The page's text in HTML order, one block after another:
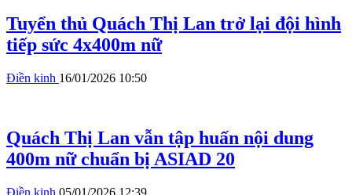
Tuyển thủ Quách Thị Lan trở lại đội hình
tiếp sức 4x400m nữ
Điền kinh 16/01/2026 10:50
Quách Thị Lan vẫn tập huấn nội dung
400m nữ chuẩn bị ASIAD 20
Điền kinh 05/01/2026 12:39